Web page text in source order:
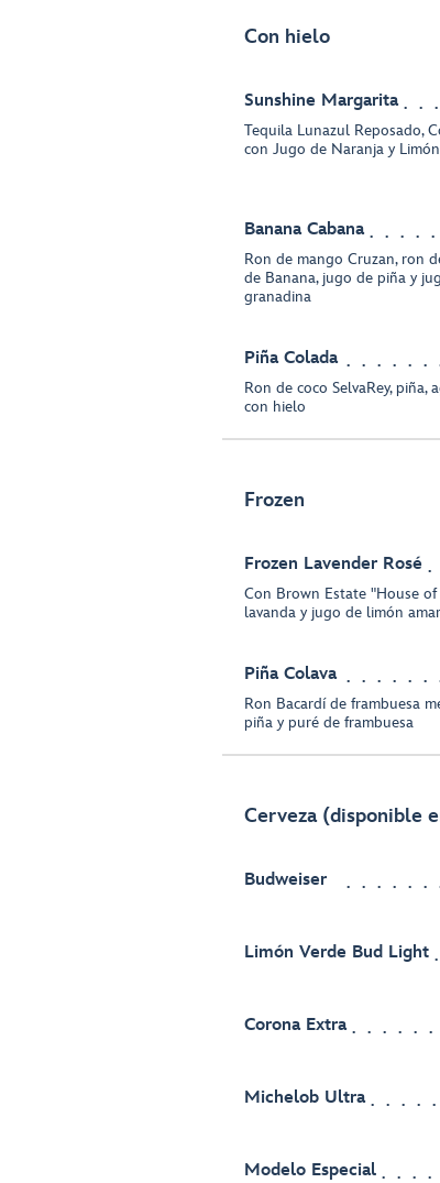
Con hielo
Sunshine Margarita
Tequila Lunazul Reposado,
con Jugo de Naranja y
Banana Cabana
Ron de mango Cruzan, ron
de Banana, jugo de piña y
granadina
Piña Colada
Ron de coco SelvaRey, piña,
con hielo
Frozen
Frozen Lavender Rosé
Con Brown Estate "House
lavanda y jugo de limón
Piña Colava
Ron Bacardí de frambuesa
piña y puré de frambuesa
Cerveza (disponible
Budweiser
Limón Verde Bud Light
Corona Extra
Michelob Ultra
Modelo Especial